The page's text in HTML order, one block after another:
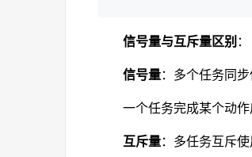
信号量与互斥量区别 ：
信号量：多个任务同步
一个任务完成某个动
互斥量：多任务互斥使